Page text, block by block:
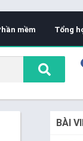
mềm Tổng
BÀI